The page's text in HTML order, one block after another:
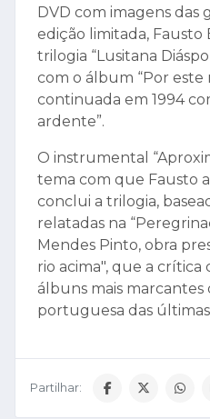
DVD com imagens das
edição limitada, Fausto
trilogia “Lusitana
com o álbum “Por este
continuada em 1994
ardente”.
O instrumental
tema com que Fausto
conclui a trilogia,
relatadas na
Mendes Pinto, obra
rio acima", que a crítica
álbuns mais
portuguesa das últimas
Partilhar: